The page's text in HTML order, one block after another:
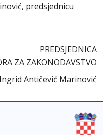
predsjednicu
PREDSJEDNICA
ZA ZAKONODAVSTVO
Ingrid Antičević Marinović